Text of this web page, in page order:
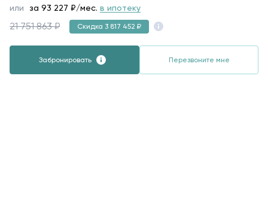
или за 93 227 ₽/мес. в ипотеку
21 751 863 ₽ Скидка 3 817 452 ₽
Забронировать Перезвоните мне